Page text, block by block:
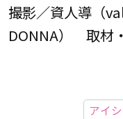
撮影／資人導（
DONNA） 取材
アイ